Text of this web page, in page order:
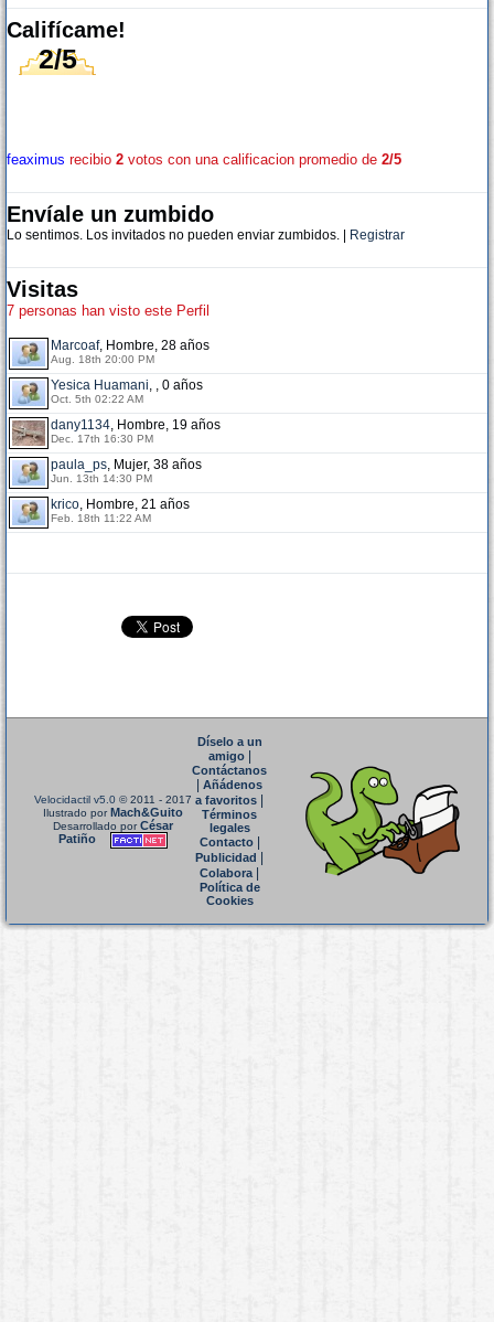
Califícame!
2/5
feaximus recibio 2 votos con una calificacion promedio de 2/5
Envíale un zumbido
Lo sentimos. Los invitados no pueden enviar zumbidos. | Registrar
Visitas
7 personas han visto este Perfil
Marcoaf, Hombre, 28 años
Aug. 18th 20:00 PM
Yesica Huamani, , 0 años
Oct. 5th 02:22 AM
dany1134, Hombre, 19 años
Dec. 17th 16:30 PM
paula_ps, Mujer, 38 años
Jun. 13th 14:30 PM
krico, Hombre, 21 años
Feb. 18th 11:22 AM
Velocidactil v5.0 © 2011 - 2017
Ilustrado porMach&Guito
Desarrollado porCésar
Patiño
Díselo a un
amigo|
Contáctanos
Añádenos
a favoritos
Términos
legales
Contacto|
Publicidad
Colabora|
Política de
Cookies